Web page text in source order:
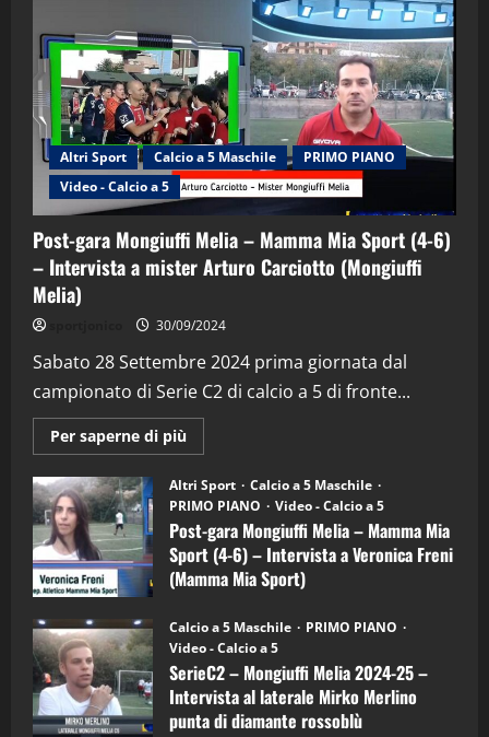
Altri Sport Calcio a 5 Maschile
PRIMO PIANO
Video - Calcio a 5
Post-gara Mongiuffi Melia – Mamma Mia Sport (4-6)
– Intervista a mister Arturo Carciotto (Mongiuffi
Melia)
30/09/2024
Sabato 28 Settembre 2024 prima giornata dal
campionato di Serie C2 di calcio a 5 di fronte...
Per saperne di più
informazioni
Post-
gara
Mongiuffi
Melia
–
Mamma
Mia
Sport
6)
–
Intervista
a
mister
Arturo
Carciotto
(Mongiuffi
Altri Sport
Calcio a 5 Maschile
PRIMO PIANO
Video - Calcio a 5
Post-gara Mongiuffi Melia – Mamma Mia
Sport (4-6) – Intervista a Veronica Freni
(Mamma Mia Sport)
Calcio a 5 Maschile
PRIMO PIANO
Video - Calcio a 5
SerieC2 – Mongiuffi Melia 2024-25 –
Intervista al laterale Mirko Merlino
punta di diamante rossoblù
2
“SportEmpire” in Podcast: 29^ Puntata
(Martedi 28 Aprile 2026)
28/04/2026
3
"SportEmpire" in Podcast
“SportEmpire” in Podcast: 28^ Puntata
(Martedi 21 Aprile 2026)
21/04/2026
4
“SportEmpire” in Podcast: 27^ Puntata
(Martedi 14 Aprile 2026)
15/04/2026